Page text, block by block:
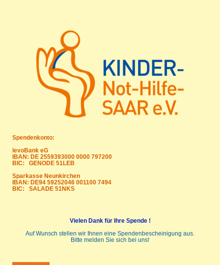
Spendenkonto:
levoBank eG
IBAN: DE 2559393000 0000 797200
BIC: GENODE 51LEB
Sparkasse Neunkirchen
IBAN: DE94 59252046 001100 7494
BIC: SALADE 51NKS
Vielen Dank für Ihre Spende !
Auf Wunsch stellen wir Ihnen eine Spendenbescheinigung aus.
Bitte melden Sie sich bei uns!